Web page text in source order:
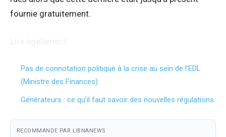
fournie gratuitement.
Pas de connotation politique à la crise au sein de l’EDL
(Ministre des Finances)
Générateurs : ce qu’il faut savoir des nouvelles régulations.
RECOMMANDE PAR LIBNANEWS